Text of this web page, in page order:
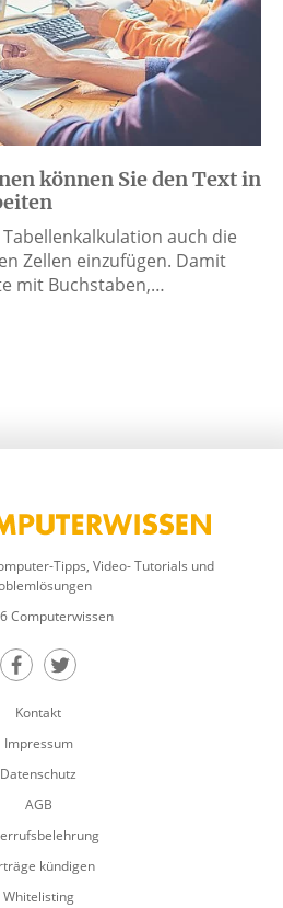
können Sie den Text in
auch die
Zellen einzufügen. Damit
mit Buchstaben,…
Tipps, Video- Tutorials und
Computerwissen
Teilen auf Facebook
Teilen auf Twitter
Kontakt
Impressum
Datenschutz
AGB
kündigen
Whitelisting